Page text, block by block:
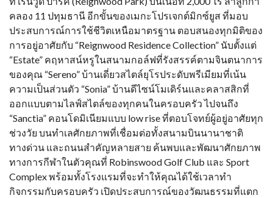
คลอง 11 ปทุมธานี อีกขั้นของเมกะโปรเจกต์มิกซ์ยูส ที่มอบ
ประสบการณ์การใช้ชีวิตเหนือมาตรฐาน ตอบสนองทุกมิติของ
การอยู่อาศัยกับ “Reignwood Residence Collection” นับตั้งแต่
“Estate” คฤหาสน์หรูในสนามกอล์ฟที่รังสรรค์ตามจินตนาการ
ของคุณ “Sereno” บ้านเดี่ยวสไตล์ยุโรประดับพรีเมียมที่เน้น
ความเป็นส่วนตัว “Sonia” บ้านดีไซน์โมเดิร์นและคลาสสิกที่
ออกแบบตามไลฟ์สไตล์ของทุกคนในครอบครัว ไปจนถึง
“Sanctia” คอนโดมิเนียมแบบ low rise ที่ตอบโจทย์ผู้อยู่อาศัยทุก
ช่วงวัย บนทำเลศักยภาพที่เชื่อมต่อทั้งสนามบินนานาชาติ
ทางด่วน และถนนสำคัญหลายสาย ค้นพบและพัฒนาศักยภาพ
ทางการกีฬาในตัวคุณที่ Robinswood Golf Club และ Sport
Complex พร้อมทั้งโรงแรมที่จะทำให้คุณได้ใช้เวลาทำ
กิจกรรมกับครอบครัว เปิดประสบการณ์ของวัฒนธรรมที่แตก